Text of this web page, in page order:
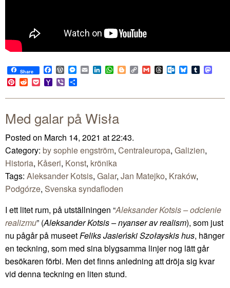
Share Facebook
WordPress
Messenger
EmailLinkedIn
WhatsApp
BloggerCopy
Link
GmailThreadsOutlook.com
BlueskyTumblr
Pinterest
RedditPocketYahoo
Mail
Viber
Med galar på Wisła
Posted on March 14, 2021 at 22:43.
Category: by sophie engström, Centraleuropa, Galizien,
Historia, Kåseri, Konst, krönika
Tags: Aleksander Kotsis, Galar, Jan Matejko, Kraków,
Podgórze, Svenska syndafloden
I ett litet rum, på utställningen “Aleksander Kotsis – odcienie
realizmu” (Aleksander Kotsis – nyanser av realism), som just
nu pågår på museetFeliks Jasieński Szołayskis hus, hänger
en teckning, som med sina blygsamma linjer nog lätt går
besökaren förbi. Men det finns anledning att dröja sig kvar
vid denna teckning en liten stund.